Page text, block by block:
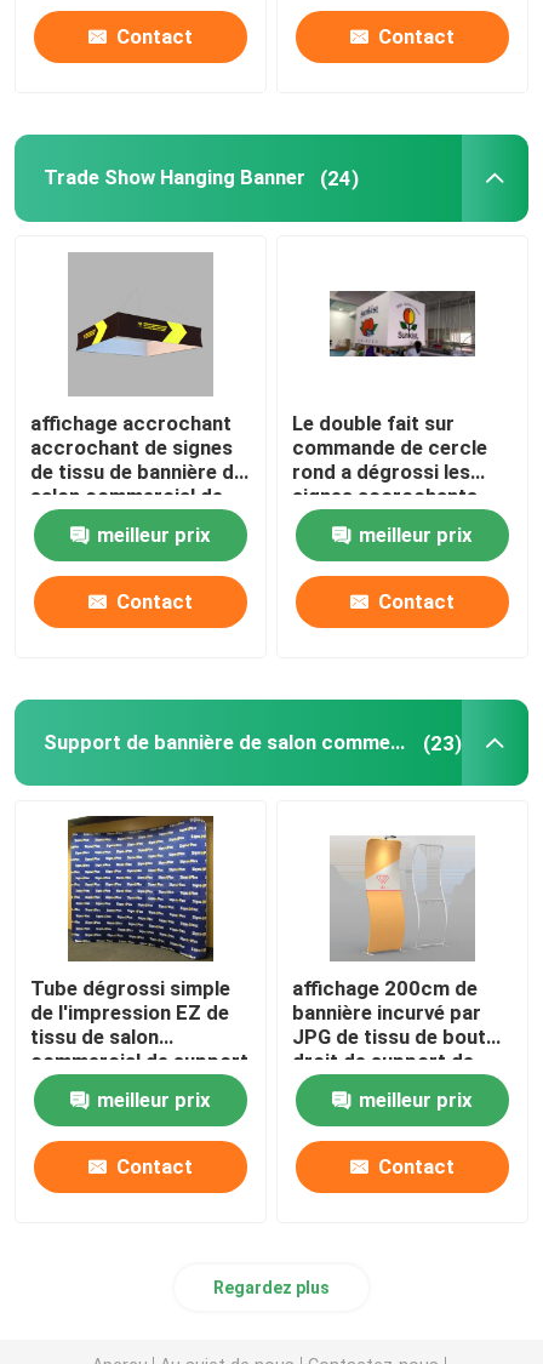
Contact
Tous les cas
Affichage modulaire d'exposition
Sautez l'affichage d'exposition
Trade Show Hanging Banner
Support de bannière de salon commercial
Réceptions portatives
tente extérieure d'auvent
Murs de cabine de salon commercial
Jet de Tableau de salon commercial
Support de contexte d'exposition
Contact Contact
Trade Show Hanging Banner (24)
affichage accrochant
accrochant de signes
de tissu de bannière de
salon commercial de
triangle de place de
240x120x48in
meilleur prix
Contact
Le double fait sur
commande de cercle
rond a dégrossi les
signes accrochants
3.2M Double Printed
120DPImeilleur prix
Contact
Support de bannière de salon commercial (23)
Tube dégrossi simple
de l'impression EZ de
tissu de salon
commercial de support
réutilisable de bannière
double meilleur prix
Contact
affichage 200cm de
bannière incurvé par
JPG de tissu de bout
droit de support de
tissu de tension du
serpent 72dpi
meilleur prix
Contact
Regardez plus